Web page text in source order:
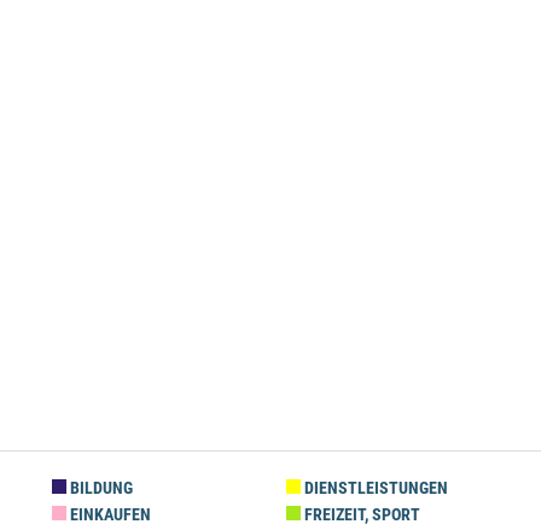
BILDUNG
DIENSTLEISTUNGEN
EINKAUFEN
FREIZEIT, SPORT